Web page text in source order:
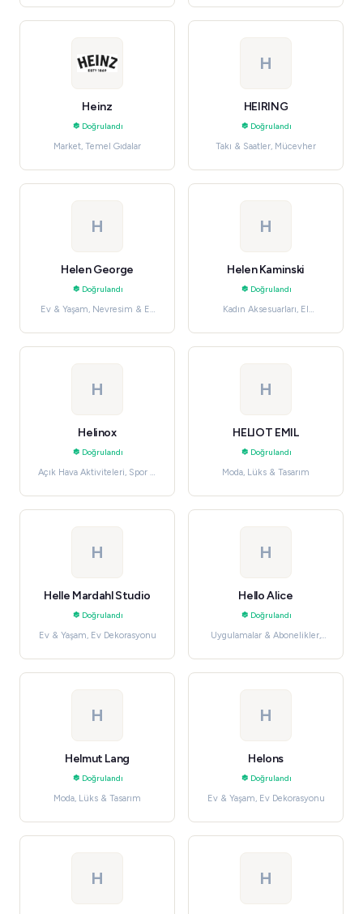
Heinz
Doğrulandı
Market, Temel Gıdalar
H
HEIRING
Doğrulandı
Takı & Saatler, Mücevher
H
Helen George
Doğrulandı
Ev & Yaşam, Nevresim & Ev
H
Helen Kaminski
Doğrulandı
Kadın Aksesuarları, El
H
Helinox
Doğrulandı
Açık Hava Aktiviteleri, Spor &
H
HELIOT EMIL
Doğrulandı
Moda, Lüks & Tasarım
H
Helle Mardahl Studio
Doğrulandı
Ev & Yaşam, Ev Dekorasyonu
H
Hello Alice
Doğrulandı
Uygulamalar & Abonelikler,
H
Helmut Lang
Doğrulandı
Moda, Lüks & Tasarım
H
Helons
Doğrulandı
Ev & Yaşam, Ev Dekorasyonu
H H